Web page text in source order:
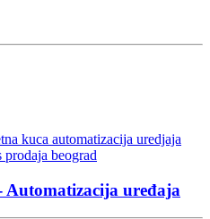
Automatizacija uređaja